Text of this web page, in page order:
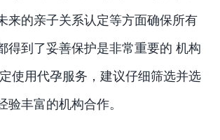
来的亲子关系认定等方面确保所有
得到了妥善保护是非常重要的 机构
使用代孕服务，建议仔细筛选并选
验丰富的机构合作。